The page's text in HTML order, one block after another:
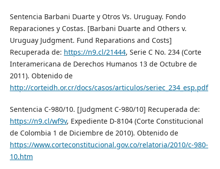
Sentencia Barbani Duarte y Otros Vs. Uruguay. Fondo
Reparaciones y Costas. [Barbani Duarte and Others v.
Uruguay Judgment. Fund Reparations and Costs]
Recuperada de: https://n9.cl/21444, Serie C No. 234 (Corte
Interamericana de Derechos Humanos 13 de Octubre de
2011). Obtenido de
http://corteidh.or.cr/docs/casos/articulos/seriec_234_esp.pdf
Sentencia C-980/10. [Judgment C-980/10] Recuperada de:
https://n9.cl/wf9v, Expediente D-8104 (Corte Constitucional
de Colombia 1 de Diciembre de 2010). Obtenido de
https://www.corteconstitucional.gov.co/relatoria/2010/c-980-
10.htm